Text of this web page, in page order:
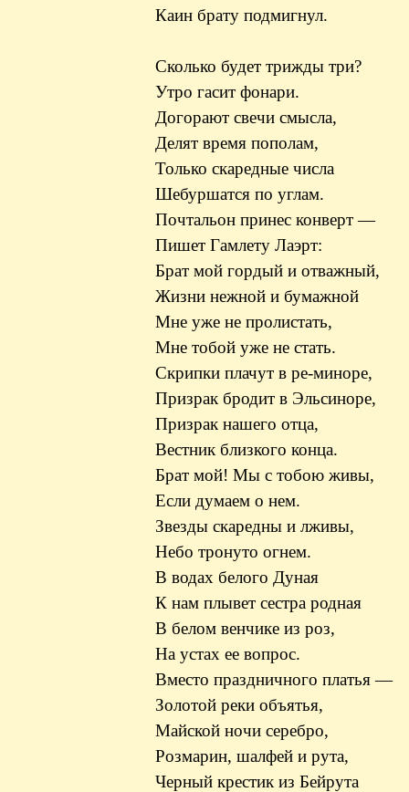
Каин брату подмигнул.
Сколько будет трижды три?
Утро гасит фонари.
Догорают свечи смысла,
Делят время пополам,
Только скаредные числа
Шебуршатся по углам.
Почтальон принес конверт —
Пишет Гамлету Лаэрт:
Брат мой гордый и отважный,
Жизни нежной и бумажной
Мне уже не пролистать,
Мне тобой уже не стать.
Скрипки плачут в ре-миноре,
Призрак бродит в Эльсиноре,
Призрак нашего отца,
Вестник близкого конца.
Брат мой! Мы с тобою живы,
Если думаем о нем.
Звезды скаредны и лживы,
Небо тронуто огнем.
В водах белого Дуная
К нам плывет сестра родная
В белом венчике из роз,
На устах ее вопрос.
Вместо праздничного платья —
Золотой реки объятья,
Майской ночи серебро,
Розмарин, шалфей и рута,
Черный крестик из Бейрута